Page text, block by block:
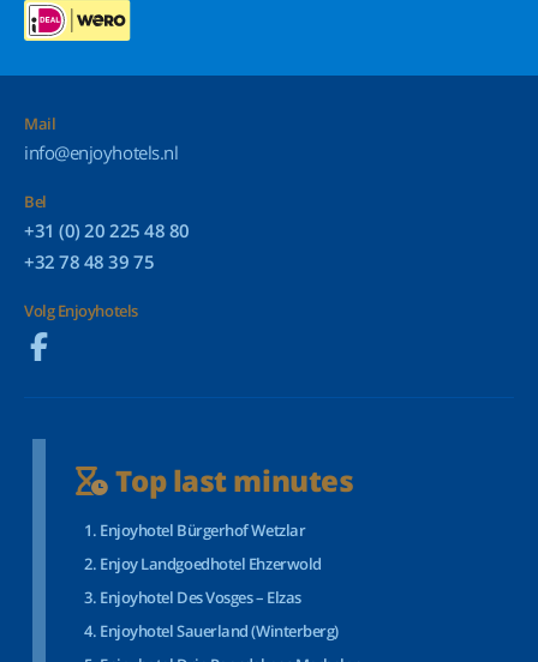
Mail
info@enjoyhotels.nl
Bel
+31 (0) 20 225 48 80
+32 78 48 39 75
Volg Enjoyhotels
Top last minutes
Enjoyhotel Bürgerhof Wetzlar
Enjoy Landgoedhotel Ehzerwold
Enjoyhotel Des Vosges – Elzas
Enjoyhotel Sauerland (Winterberg)